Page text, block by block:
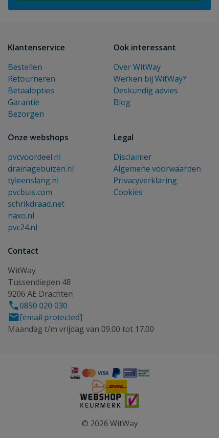
Klantenservice
Bestellen
Retourneren
Betaalopties
Garantie
Bezorgen
Ook interessant
Over WitWay
Werken bij WitWay?
Deskundig advies
Blog
Onze webshops
pvcvoordeel.nl
drainagebuizen.nl
tyleenslang.nl
pvcbuis.com
schrikdraad.net
haxo.nl
pvc24.nl
Legal
Disclaimer
Algemene voorwaarden
Privacyverklaring
Cookies
Contact
WitWay
Tussendiepen 48
9206 AE Drachten
0850 020 030
[email protected]
Maandag t/m vrijdag van 09.00 tot 17.00
© 2026 WitWay